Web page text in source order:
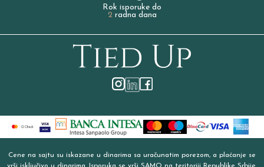
Rok isporuke do
2radna dana
Cene na sajtu su iskazane u dinarima sa uračunatim porezom, a plaćanje se